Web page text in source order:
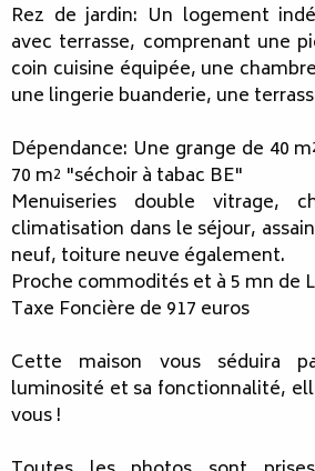
Rez de jardin: Un logement
avec terrasse, comprenant une
coin cuisine équipée, une
une lingerie buanderie, une
Dépendance: Une grange de 40
70 m² "séchoir à tabac BE"
Menuiseries double vitrage,
climatisation dans le séjour,
neuf, toiture neuve également.
Proche commodités et à 5 mn de
Taxe Foncière de 917 euros
Cette maison vous séduira
luminosité et sa fonctionnalité,
vous !